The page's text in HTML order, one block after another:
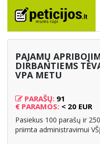
PAJAMŲ
DIRBANTIEMS
VPA METU
PARAŠŲ: 91
€ PARAMOS: < 20 EUR
Pasiekus 100 parašų ir
priimta administravimui